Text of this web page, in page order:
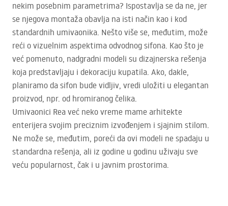
nekim posebnim parametrima? Ispostavlja se da ne, jer
se njegova montaža obavlja na isti način kao i kod
standardnih umivaonika. Nešto više se, međutim, može
reći o vizuelnim aspektima odvodnog sifona. Kao što je
već pomenuto, nadgradni modeli su dizajnerska rešenja
koja predstavljaju i dekoraciju kupatila. Ako, dakle,
planiramo da sifon bude vidljiv, vredi uložiti u elegantan
proizvod, npr. od hromiranog čelika.
Umivaonici Rea već neko vreme mame arhitekte
enterijera svojim preciznim izvođenjem i sjajnim stilom.
Ne može se, međutim, poreći da ovi modeli ne spadaju u
standardna rešenja, ali iz godine u godinu uživaju sve
veću popularnost, čak i u javnim prostorima.